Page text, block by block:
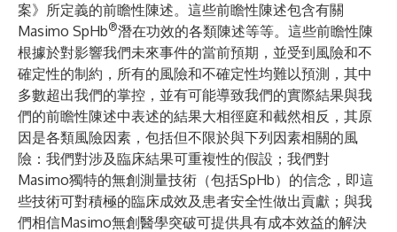
案》所定義的前瞻性陳述。這些前瞻性陳述包含有關
Masimo SpHb®潛在功效的各類陳述等等。這些前瞻性陳
根據於對影響我們未來事件的當前預期，並受到風險和不
確定性的制約，所有的風險和不確定性均難以預測，其中
多數超出我們的掌控，並有可能導致我們的實際結果與我
們的前瞻性陳述中表述的結果大相徑庭和截然相反，其原
因是各類風險因素，包括但不限於與下列因素相關的風
險：我們對涉及臨床結果可重複性的假設；我們對
Masimo獨特的無創測量技術（包括SpHb）的信念，即這
些技術可對積極的臨床成效及患者安全性做出貢獻；與我
們相信Masimo無創醫學突破可提供具有成本效益的解決